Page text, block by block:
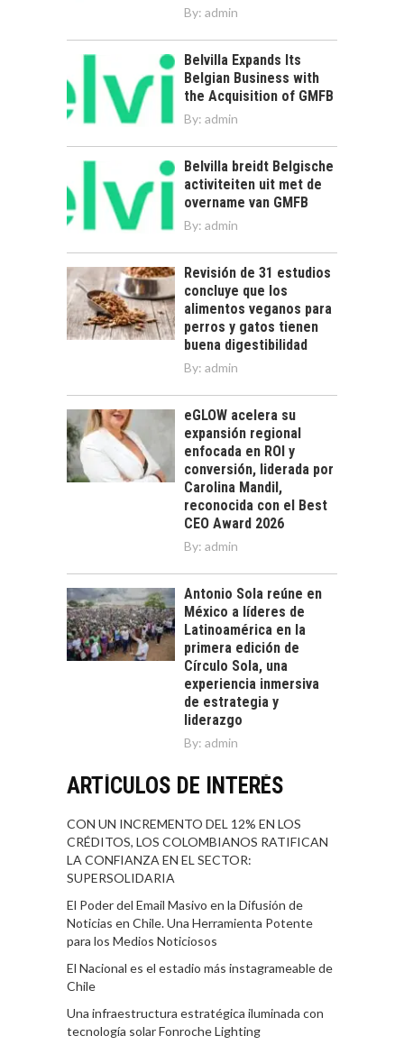
By: admin
Belvilla Expands Its
Belgian Business with
the Acquisition of GMFB
By: admin
Belvilla breidt Belgische
activiteiten uit met de
overname van GMFB
By: admin
Revisión de 31 estudios
concluye que los
alimentos veganos para
perros y gatos tienen
buena digestibilidad
By: admin
eGLOW acelera su
expansión regional
enfocada en ROI y
conversión, liderada por
Carolina Mandil,
reconocida con el Best
CEO Award 2026
By: admin
Antonio Sola reúne en
México a líderes de
Latinoamérica en la
primera edición de
Círculo Sola, una
experiencia inmersiva
de estrategia y
liderazgo
By: admin
ARTÍCULOS DE INTERÉS
CON UN INCREMENTO DEL 12% EN LOS
CRÉDITOS, LOS COLOMBIANOS RATIFICAN
LA CONFIANZA EN EL SECTOR:
SUPERSOLIDARIA
El Poder del Email Masivo en la Difusión de
Noticias en Chile. Una Herramienta Potente
para los Medios Noticiosos
El Nacional es el estadio más instagrameable de
Chile
Una infraestructura estratégica iluminada con
tecnología solar Fonroche Lighting